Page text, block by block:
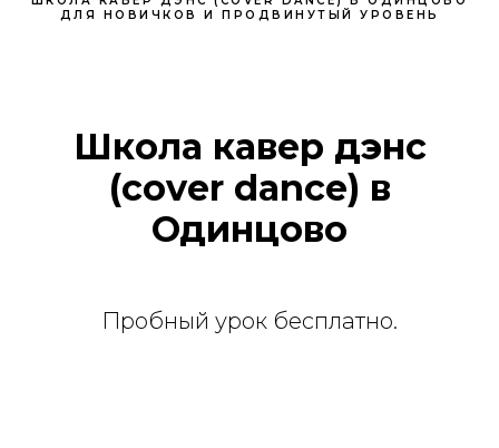
ДЛЯ НОВИЧКОВ И ПРОДВИНУТЫЙ УРОВЕНЬ
Школа кавер дэнс
(cover dance) в
Одинцово
Пробный урок бесплатно.